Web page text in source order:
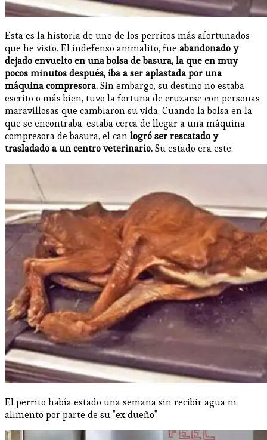
Esta es la historia de uno de los perritos más afortunados
que he visto. El indefenso animalito, fue abandonado y
dejado envuelto en una bolsa de basura, la que en muy
pocos minutos después, iba a ser aplastada por una
máquina compresora.Sin embargo, su destino no estaba
escrito o más bien, tuvo la fortuna de cruzarse con personas
maravillosas que cambiaron su vida. Cuando la bolsa en la
que se encontraba, estaba cerca de llegar a una máquina
compresora de basura, el canlogró ser rescatado y
trasladado a un centro veterinario.Su estado era este:
El perrito había estado una semana sin recibir agua ni
alimento por parte de su "ex dueño".